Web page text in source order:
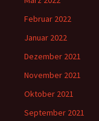
Februar 2022
Januar 2022
Dezember 2021
November 2021
Oktober 2021
September 2021